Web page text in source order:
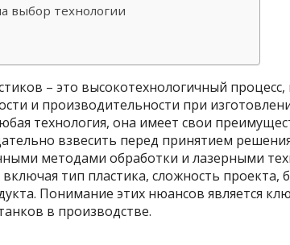
выбор технологии
– это высокотехнологичный
и производительности при
технология, она имеет свои
взвесить перед принятием
методами обработки и лазерными
тип пластика, сложность проекта,
Понимание этих нюансов является
в производстве.